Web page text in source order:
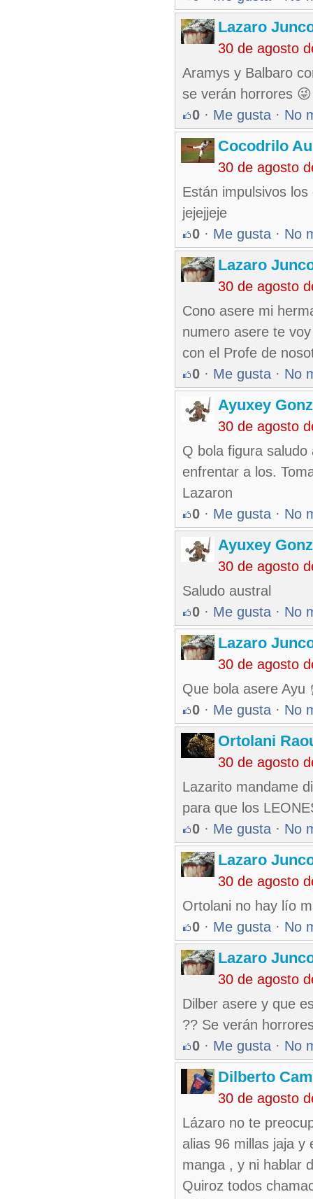
Lazaro
30 de agosto
Aramys y Balbaro
se verán horrores 😜
0 · Me gusta · No
Cocodrilo
30 de agosto
Están impulsivos
jejejjeje
0 · Me gusta · No
Lazaro
30 de agosto
Cono asere mi
numero asere te
con el Profe de
0 · Me gusta · No
Ayuxey
30 de agosto
Q bola figura
enfrentar a los.
Lazaron
0 · Me gusta · No
Ayuxey
30 de agosto
Saludo austral
0 · Me gusta · No
Lazaro
30 de agosto
Que bola asere Ayu
0 · Me gusta · No
Ortolani
30 de agosto
Lazarito mandame
para que los
0 · Me gusta · No
Lazaro
30 de agosto
Ortolani no hay lío
0 · Me gusta · No
Lazaro
30 de agosto
Dilber asere y que
?? Se verán
0 · Me gusta · No
Dilberto
30 de agosto
Lázaro no te
alias 96 millas jaja y
manga , y ni hablar
Quiroz todos